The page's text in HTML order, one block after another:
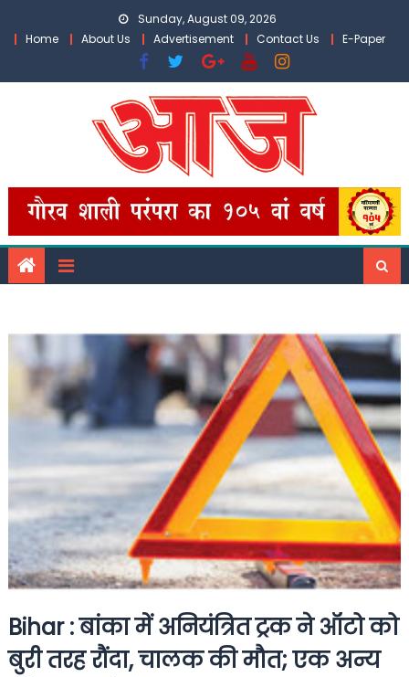
Sunday, August 09, 2026
Home
About Us Advertisement Contact Us E-Paper
Bihar : बांका में अनियंत्रित ट्रक ने ऑटो को
बुरी तरह रौंदा, चालक की मौत; एक अन्य